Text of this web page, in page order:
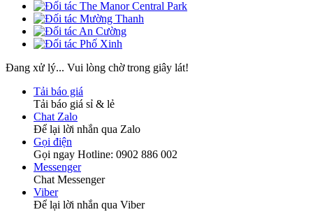
Đang xử lý... Vui lòng chờ trong giây lát!
Tải báo giá
Tải báo giá sỉ & lẻ
Chat Zalo
Để lại lời nhắn qua Zalo
Gọi điện
Gọi ngay Hotline: 0902 886 002
Messenger
Chat Messenger
Viber
Để lại lời nhắn qua Viber